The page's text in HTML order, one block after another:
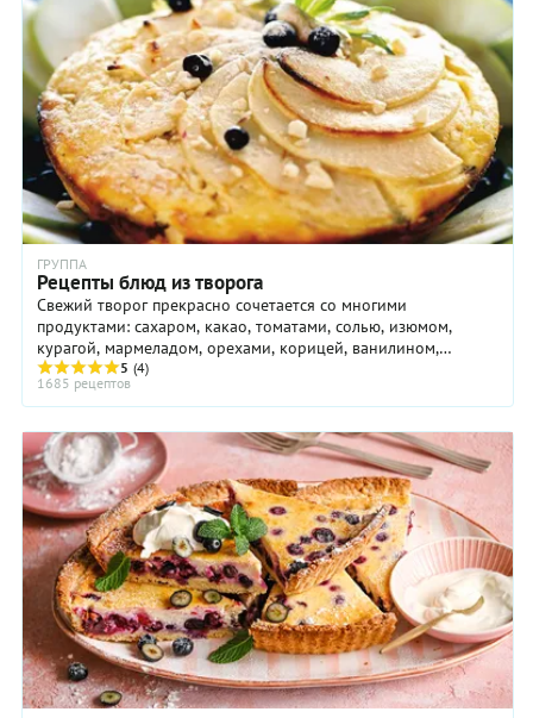
ГРУППА
Рецепты блюд из творога
Свежий творог прекрасно сочетается со многими
продуктами: сахаром, какао, томатами, солью, изюмом,
курагой, мармеладом, орехами, корицей, ванилином,
перцем, тмином, горчицей, укропом, петрушкой…
Простейшее русское блюдо из творога настолько очевидно,
что даже не имеет названия: перемешать творог с ягодами
(черникой, голубикой, смородиной – вариантом много),
полить молоком (или простоквашей, варенцом, сметаной),
посыпать сахаром. Удивительно вкусно!
5 (4)
1685 рецептов